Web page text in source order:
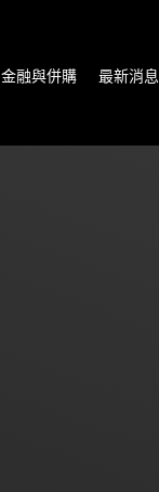
金融與併購 最新消息